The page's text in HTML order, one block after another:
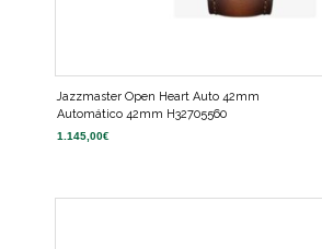
Jazzmaster Open Heart Auto 42mm
Automático 42mm H32705560
1.145,00€